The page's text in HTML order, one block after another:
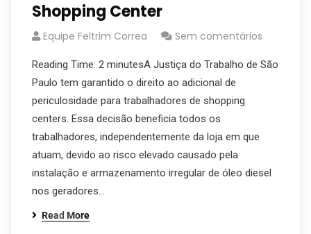
Shopping Center
Equipe Feltrim Correa Sem comentários
Reading Time: 2 minutesA Justiça do Trabalho de São
Paulo tem garantido o direito ao adicional de
periculosidade para trabalhadores de shopping
centers. Essa decisão beneficia todos os
trabalhadores, independentemente da loja em que
atuam, devido ao risco elevado causado pela
instalação e armazenamento irregular de óleo diesel
nos geradores…
Read More